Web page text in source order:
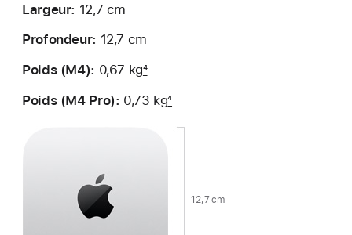
Largeur: 12,7 cm
Profondeur: 12,7 cm
Poids (M4): 0,67 kg4
Poids (M4 Pro): 0,73 kg4
12,7 cm